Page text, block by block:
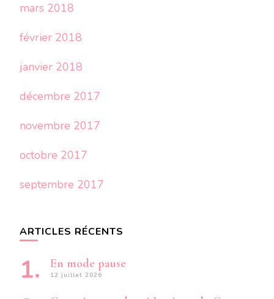
mars 2018
février 2018
janvier 2018
décembre 2017
novembre 2017
octobre 2017
septembre 2017
ARTICLES RÉCENTS
En mode pause
12 juillet 2026